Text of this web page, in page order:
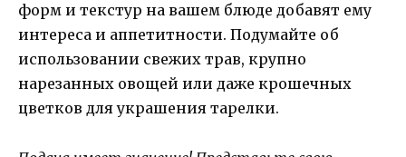
форм и текстур на вашем блюде добавят ему
интереса и аппетитности. Подумайте об
использовании свежих трав, крупно
нарезанных овощей или даже крошечных
цветков для украшения тарелки.